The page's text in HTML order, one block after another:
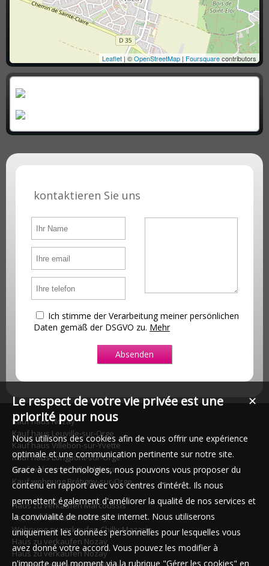
Leaflet| ©OpenStreetMap | Foursquarecontributors
kontaktieren Sie uns
Ich stimme der Verarbeitung meiner persönlichen
Daten gemäß der DSGVO zu. Mehr
Kauf haus Nozay
Kauf haus Leuville-sur-Orge
Kauf haus Villebon-sur-Yvette
Kauf haus Longpont-sur-Orge
Kauf wohnung Chilly-Mazarin
Kauf wohnung Brétigny-sur-Orge
Haus zu verkaufen Marcoussis
Haus zu verkaufen Nozay
Wohnung zu verkaufen Chilly-Mazarin
Haus zu verkaufen Nozay
Haus zu verkaufen Nozay
✕
Le respect de votre vie privée est une
priorité pour nous
Nous utilisons des cookies afin de vous offrir une expérience
optimale et une communication pertinente sur notre site.
Grace à ces technologies, nous pouvons vous proposer du
contenu en rapport avec vos centres d'intérêt. Ils nous
permettent également d'améliorer la qualité de nos services et
la convivialité de notre site internet. Nous utiliserons
uniquement les données personnelles pour lesquelles vous
avez donné votre accord. Vous pouvez les modifier à
n'importe quel moment via la rubrique "Gérer les cookies" en